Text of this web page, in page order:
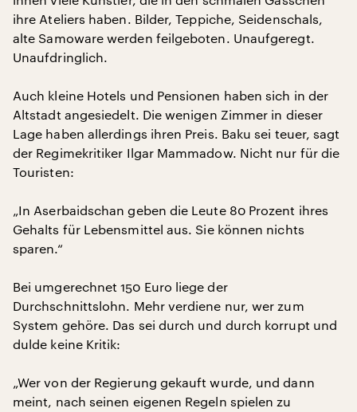
ihre Ateliers haben. Bilder, Teppiche, Seidenschals,
alte Samoware werden feilgeboten. Unaufgeregt.
Unaufdringlich.
Auch kleine Hotels und Pensionen haben sich in der
Altstadt angesiedelt. Die wenigen Zimmer in dieser
Lage haben allerdings ihren Preis. Baku sei teuer, sagt
der Regimekritiker Ilgar Mammadow. Nicht nur für die
Touristen:
„In Aserbaidschan geben die Leute 80 Prozent ihres
Gehalts für Lebensmittel aus. Sie können nichts
sparen.“
Bei umgerechnet 150 Euro liege der
Durchschnittslohn. Mehr verdiene nur, wer zum
System gehöre. Das sei durch und durch korrupt und
dulde keine Kritik:
„Wer von der Regierung gekauft wurde, und dann
meint, nach seinen eigenen Regeln spielen zu